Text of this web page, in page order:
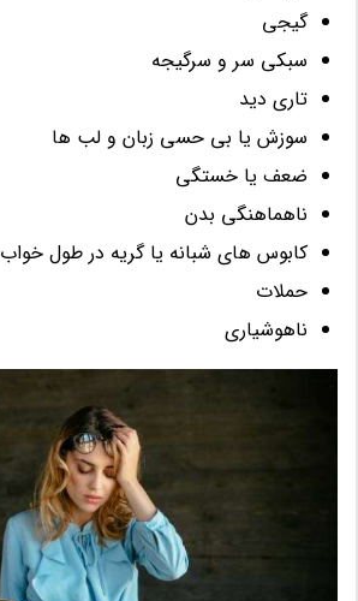
گیجی
سبکی سر و سرگیجه
تاری دید
سوزش یا بی حسی زبان و لب ها
ضعف یا خستگی
ناهماهنگی بدن
کابوس های شبانه یا گریه در طول خواب
حملات
ناهوشیاری